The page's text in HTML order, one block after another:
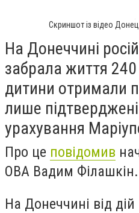
Скриншот із відео
На Донеччині
забрала життя
дитини отримали
лише
урахування
Про це повідомив
ОВА Вадим Філашкін.
На Донеччині від дій